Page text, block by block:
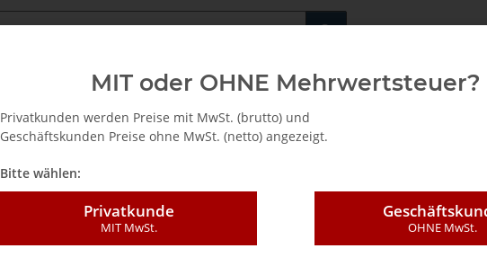
Fachshop für
Leasing / MietkaufMIT oder OHNE Mehrwertsteuer?
Privatkunden werden Preise mit MwSt. (brutto) und
Geschäftskunden Preise ohne MwSt. (netto) angezeigt.
Bitte wählen:
Privatkunde
MIT MwSt. OHNE MwSt.